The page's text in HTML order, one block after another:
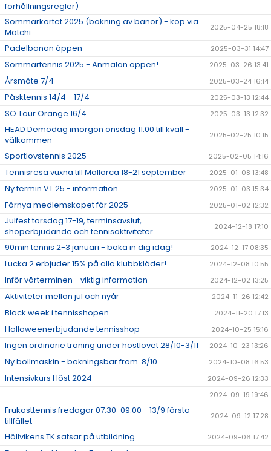
förhållningsregler)
Sommarkortet 2025 (bokning av banor) - köp via
Matchi
2025-04-25 18:18
Padelbanan öppen 2025-03-31 14:47
Sommartennis 2025 - Anmälan öppen! 2025-03-26 13:41
Årsmöte 7/4 2025-03-24 16:14
Påsktennis 14/4 - 17/4 2025-03-13 12:44
SO Tour Orange 16/4 2025-03-13 12:32
HEAD Demodag imorgon onsdag 11.00 till kväll -
välkommen
2025-02-25 10:15
Sportlovstennis 2025 2025-02-05 14:16
Tennisresa vuxna till Mallorca 18-21 september 2025-01-08 13:48
Ny termin VT 25 - information 2025-01-03 15:34
Förnya medlemskapet för 2025 2025-01-02 12:32
Julfest torsdag 17-19, terminsavslut,
shoperbjudande och tennisaktiviteter
2024-12-18 17:10
90min tennis 2-3 januari - boka in dig idag! 2024-12-17 08:35
Lucka 2 erbjuder 15% på alla klubbkläder! 2024-12-08 10:55
Inför vårterminen - viktig information 2024-12-02 13:25
Aktiviteter mellan jul och nyår 2024-11-26 12:42
Black week i tennisshopen 2024-11-20 17:13
Halloweenerbjudande tennisshop 2024-10-25 15:16
Ingen ordinarie träning under höstlovet 28/10-3/11 2024-10-23 13:26
Ny bollmaskin - bokningsbar from. 8/10 2024-10-08 16:53
Intensivkurs Höst 2024
2024-09-26 12:33
2024-09-19 19:46
Frukosttennis fredagar 07.30-09.00 - 13/9 första
tillfället
2024-09-12 17:28
Höllvikens TK satsar på utbildning 2024-09-06 17:42